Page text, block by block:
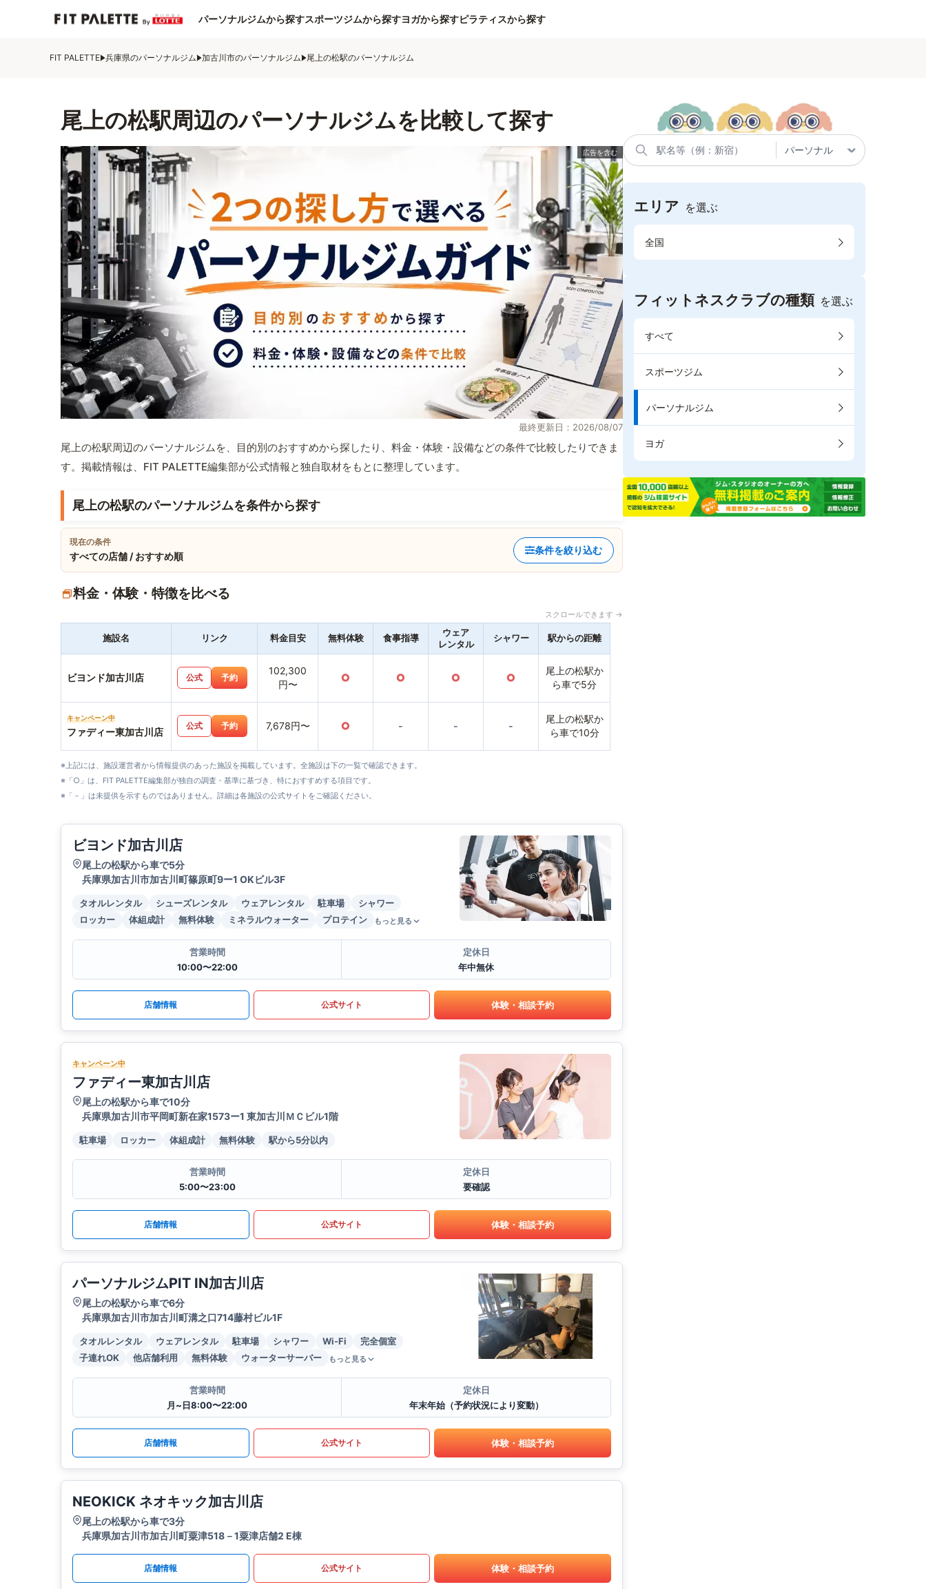
パーソナルジムから探すスポーツジムから探すヨガから探すピラティスから探す
FIT PALETTE 兵庫県のパーソナルジム 加古川市のパーソナルジム 尾上の松駅のパーソナルジム
尾上の松駅周辺のパーソナルジムを比較して探す
最終更新日：2026/08/07
尾上の松駅周辺のパーソナルジムを、目的別のおすすめから探したり、料金・体験・設備などの条件で比較したりできま
す。掲載情報は、FIT PALETTE編集部が公式情報と独自取材をもとに整理しています。
尾上の松駅のパーソナルジムを条件から探す
現在の条件
すべての店舗 / おすすめ順
条件を絞り込む
料金・体験・特徴を比べる
スクロールできます →
施設名 リンク 料金目安 無料体験 食事指導
ウェア
レンタル
シャワー 駅からの距離
ビヨンド加古川店 公式 予約
102,300
円〜
○ ○ ○ ○
尾上の松駅か
ら車で5分
キャンペーン中
ファディー東加古川店
公式 予約 7,678円〜 ○ - - -
尾上の松駅か
ら車で10分
※上記には、施設運営者から情報提供のあった施設を掲載しています。全施設は下の一覧で確認できます。
※「○」は、FIT PALETTE編集部が独自の調査・基準に基づき、特におすすめする項目です。
※「－」は未提供を示すものではありません。詳細は各施設の公式サイトをご確認ください。
ビヨンド加古川店
尾上の松駅から車で5分
兵庫県加古川市加古川町篠原町9ー1 OKビル3F
タオルレンタル シューズレンタル ウェアレンタル 駐車場
シャワー
ロッカー
体組成計 無料体験 ミネラルウォーター プロテイン もっと見る
営業時間
10:00〜22:00
定休日
年中無休
店舗情報 公式サイト 体験・相談予約
キャンペーン中
ファディー東加古川店
尾上の松駅から車で10分
兵庫県加古川市平岡町新在家1573ー1 東加古川ＭＣビル1階
駐車場 ロッカー 体組成計 無料体験 駅から5分以内
営業時間
5:00〜23:00
定休日
要確認
店舗情報 公式サイト 体験・相談予約
パーソナルジムPIT IN加古川店
尾上の松駅から車で6分
兵庫県加古川市加古川町溝之口714藤村ビル1F
タオルレンタル ウェアレンタル 駐車場 シャワー Wi-Fi
完全個室
子連れOK
他店舗利用 無料体験 ウォーターサーバー もっと見る
営業時間
月~日8:00〜22:00
定休日
年末年始（予約状況により変動）
店舗情報 公式サイト 体験・相談予約
NEOKICK ネオキック加古川店
尾上の松駅から車で3分
兵庫県加古川市加古川町粟津518－1粟津店舗2 E棟
店舗情報 公式サイト 体験・相談予約
エリア を選ぶ
全国
フィットネスクラブの種類 を選ぶ
すべて
スポーツジム
パーソナルジム
ヨガ